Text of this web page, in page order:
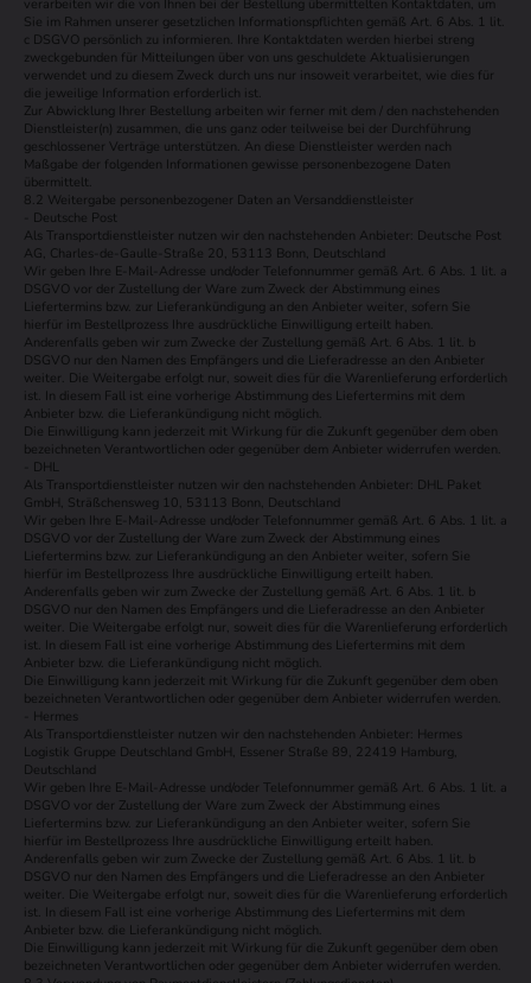
verarbeiten wir die von Ihnen bei der Bestellung übermittelten Kontaktdaten, um
Sie im Rahmen unserer gesetzlichen Informationspflichten gemäß Art. 6 Abs. 1 lit.
c DSGVO persönlich zu informieren. Ihre Kontaktdaten werden hierbei streng
zweckgebunden für Mitteilungen über von uns geschuldete Aktualisierungen
verwendet und zu diesem Zweck durch uns nur insoweit verarbeitet, wie dies für
die jeweilige Information erforderlich ist.
Zur Abwicklung Ihrer Bestellung arbeiten wir ferner mit dem / den nachstehenden
Dienstleister(n) zusammen, die uns ganz oder teilweise bei der Durchführung
geschlossener Verträge unterstützen. An diese Dienstleister werden nach
Maßgabe der folgenden Informationen gewisse personenbezogene Daten
übermittelt.
8.2 Weitergabe personenbezogener Daten an Versanddienstleister
- Deutsche Post
Als Transportdienstleister nutzen wir den nachstehenden Anbieter: Deutsche Post
AG, Charles-de-Gaulle-Straße 20, 53113 Bonn, Deutschland
Wir geben Ihre E-Mail-Adresse und/oder Telefonnummer gemäß Art. 6 Abs. 1 lit. a
DSGVO vor der Zustellung der Ware zum Zweck der Abstimmung eines
Liefertermins bzw. zur Lieferankündigung an den Anbieter weiter, sofern Sie
hierfür im Bestellprozess Ihre ausdrückliche Einwilligung erteilt haben.
Anderenfalls geben wir zum Zwecke der Zustellung gemäß Art. 6 Abs. 1 lit. b
DSGVO nur den Namen des Empfängers und die Lieferadresse an den Anbieter
weiter. Die Weitergabe erfolgt nur, soweit dies für die Warenlieferung erforderlich
ist. In diesem Fall ist eine vorherige Abstimmung des Liefertermins mit dem
Anbieter bzw. die Lieferankündigung nicht möglich.
Die Einwilligung kann jederzeit mit Wirkung für die Zukunft gegenüber dem oben
bezeichneten Verantwortlichen oder gegenüber dem Anbieter widerrufen werden.
- DHL
Als Transportdienstleister nutzen wir den nachstehenden Anbieter: DHL Paket
GmbH, Sträßchensweg 10, 53113 Bonn, Deutschland
Wir geben Ihre E-Mail-Adresse und/oder Telefonnummer gemäß Art. 6 Abs. 1 lit. a
DSGVO vor der Zustellung der Ware zum Zweck der Abstimmung eines
Liefertermins bzw. zur Lieferankündigung an den Anbieter weiter, sofern Sie
hierfür im Bestellprozess Ihre ausdrückliche Einwilligung erteilt haben.
Anderenfalls geben wir zum Zwecke der Zustellung gemäß Art. 6 Abs. 1 lit. b
DSGVO nur den Namen des Empfängers und die Lieferadresse an den Anbieter
weiter. Die Weitergabe erfolgt nur, soweit dies für die Warenlieferung erforderlich
ist. In diesem Fall ist eine vorherige Abstimmung des Liefertermins mit dem
Anbieter bzw. die Lieferankündigung nicht möglich.
Die Einwilligung kann jederzeit mit Wirkung für die Zukunft gegenüber dem oben
bezeichneten Verantwortlichen oder gegenüber dem Anbieter widerrufen werden.
- Hermes
Als Transportdienstleister nutzen wir den nachstehenden Anbieter: Hermes
Logistik Gruppe Deutschland GmbH, Essener Straße 89, 22419 Hamburg,
Deutschland
Wir geben Ihre E-Mail-Adresse und/oder Telefonnummer gemäß Art. 6 Abs. 1 lit. a
DSGVO vor der Zustellung der Ware zum Zweck der Abstimmung eines
Liefertermins bzw. zur Lieferankündigung an den Anbieter weiter, sofern Sie
hierfür im Bestellprozess Ihre ausdrückliche Einwilligung erteilt haben.
Anderenfalls geben wir zum Zwecke der Zustellung gemäß Art. 6 Abs. 1 lit. b
DSGVO nur den Namen des Empfängers und die Lieferadresse an den Anbieter
weiter. Die Weitergabe erfolgt nur, soweit dies für die Warenlieferung erforderlich
ist. In diesem Fall ist eine vorherige Abstimmung des Liefertermins mit dem
Anbieter bzw. die Lieferankündigung nicht möglich.
Die Einwilligung kann jederzeit mit Wirkung für die Zukunft gegenüber dem oben
bezeichneten Verantwortlichen oder gegenüber dem Anbieter widerrufen werden.